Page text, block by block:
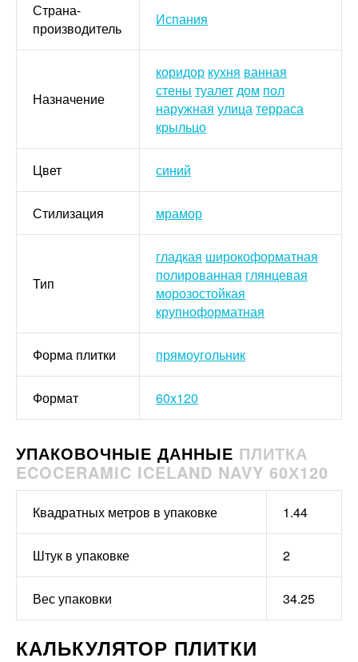
Страна-
производитель
Испания
Назначение
коридор кухня ванная
стены туалетдом пол
наружная улицатерраса
крыльцо
Цвет синий
Стилизация мрамор
Тип
гладкая широкоформатная
полированная глянцевая
морозостойкая
крупноформатная
Форма плитки прямоугольник
Формат 60x120
УПАКОВОЧНЫЕ ДАННЫЕ ПЛИТКА
ECOCERAMIC ICELAND NAVY 60Х120
Квадратных метров в упаковке 1.44
Штук в упаковке 2
Вес упаковки 34.25
КАЛЬКУЛЯТОР ПЛИТКИ